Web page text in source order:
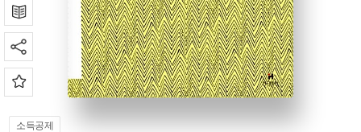
소득공제